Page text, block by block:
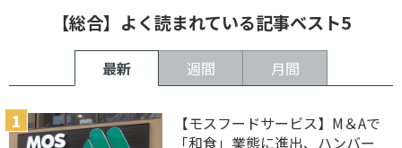
【総合】よく読まれている記事ベスト5
最新 週間 月間
【モスフードサービス】M＆Aで
「和食」業態に進出、ハンバー